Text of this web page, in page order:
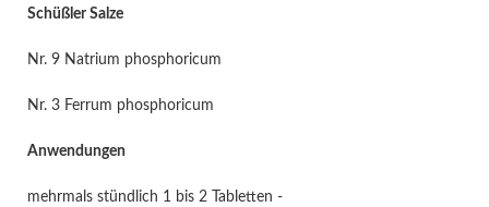
Schüßler Salze
Nr. 9 Natrium phosphoricum
Nr. 3 Ferrum phosphoricum
Anwendungen
mehrmals stündlich 1 bis 2 Tabletten -